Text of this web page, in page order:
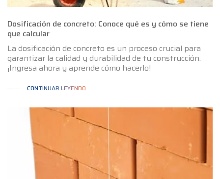
Dosificación de concreto: Conoce qué es y cómo se tiene
que calcular
La dosificación de concreto es un proceso crucial para
garantizar la calidad y durabilidad de tu construcción.
¡Ingresa ahora y aprende cómo hacerlo!
CONTINUAR LEYENDO